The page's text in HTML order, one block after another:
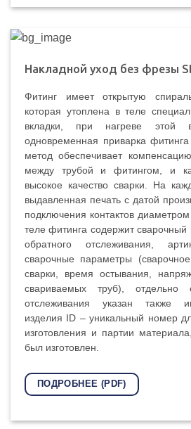
Накладной уход без фрезы
Фитинг имеет открытую
которая утоплена в теле
вкладки, при нагреве этой
одновременная приварка
метод обеспечивает
между трубой и фитингом, и
высокое качество сварки. На
выдавленная печать с датой
подключения контактов
теле фитинга содержит сварочный
обратного отслеживания,
сварочные параметры
сварки, время остывания,
свариваемых труб), отдельно
отслеживания указан также
изделия ID – уникальный номер
изготовления и партии
был изготовлен.
ПОДРОБНЕЕ (PDF)